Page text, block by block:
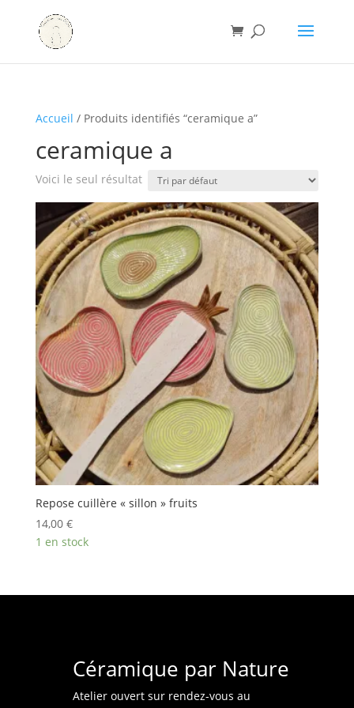
Accueil / Produits identifiés “ceramique a”
ceramique a
Voici le seul résultat
Repose cuillère « sillon » fruits
14,00 €
1 en stock
Céramique par Nature
Atelier ouvert sur rendez-vous au